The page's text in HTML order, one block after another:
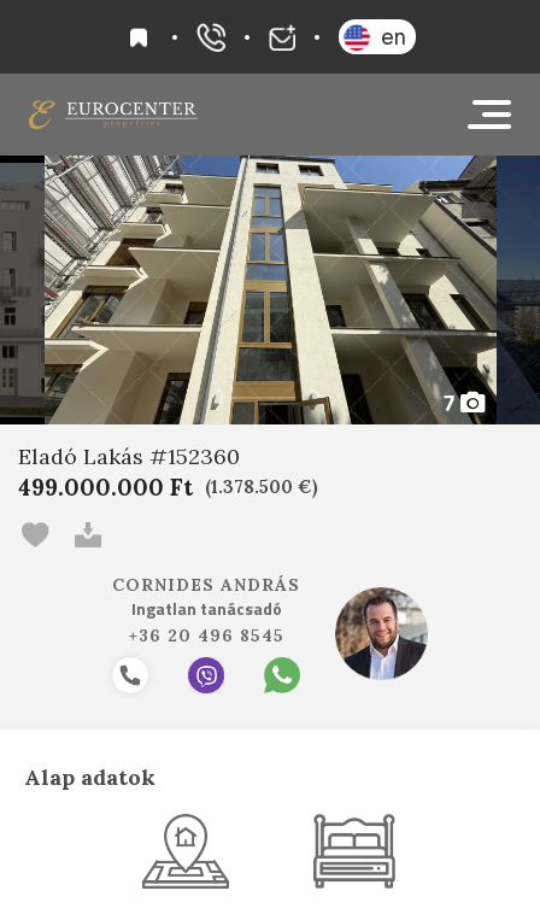
kedvencek+36 20 919 0005
en
7
Eladó Lakás #152360
499.000.000 Ft (1.378.500 €)
CORNIDES ANDRÁS
Ingatlan tanácsadó
+36 20 496 8545
Alap adatok